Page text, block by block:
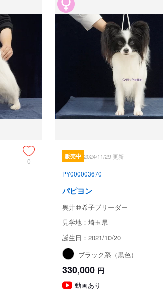
0
販売中 2024/11/29 更新
PY000003670
パピヨン
奥井亜希子ブリーダー
見学地：埼玉県
誕生日：2021/10/20
ブラック系（黒色）
330,000 円
動画あり